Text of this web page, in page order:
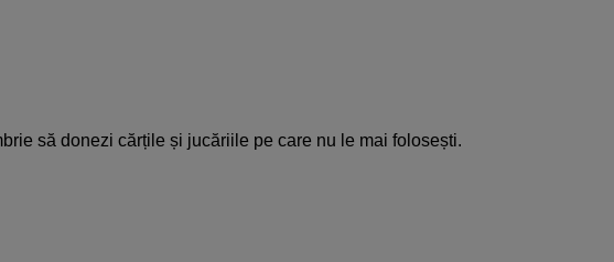
să donezi cărțile și jucăriile pe care nu le mai folosești.